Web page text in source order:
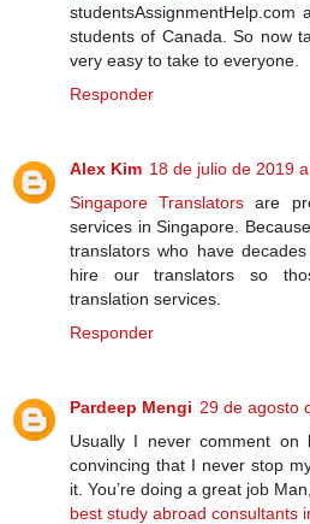
students of Canada. So now
very easy to take to everyone.
Responder
Alex Kim 18 de julio de 2019
Singapore Translators are
services in Singapore.
translators who have
hire our translators so
translation services.
Responder
Pardeep Mengi 29 de agosto
Usually I never comment
convincing that I never stop
it. You’re doing a great job
best study abroad consultants